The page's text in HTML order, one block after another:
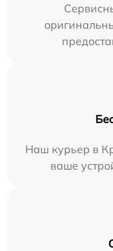
Наш курьер в
ваше